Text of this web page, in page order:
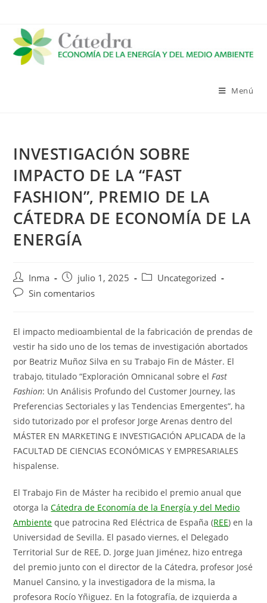
contenido
Menú
INVESTIGACIÓN SOBRE
IMPACTO DE LA “FAST
FASHION”, PREMIO DE LA
CÁTEDRA DE ECONOMÍA DE LA
ENERGÍA
Autor
de
Inma
Publicación
de
julio 1, 2025
Categoría
Uncategorized
Comentarios
entrada:
Sin comentarios
El impacto medioambiental de la fabricación de prendas de
vestir ha sido uno de los temas de investigación abortados
por Beatriz Muñoz Silva en su Trabajo Fin de Máster. El
trabajo, titulado “Exploración Omnicanal sobre elFast
Fashion: Un Análisis Profundo del Customer Journey, las
Preferencias Sectoriales y las Tendencias Emergentes”, ha
sido tutorizado por el profesor Jorge Arenas dentro del
MÁSTER EN MARKETING E INVESTIGACIÓN APLICADA de la
FACULTAD DE CIENCIAS ECONÓMICAS Y EMPRESARIALES
hispalense.
El Trabajo Fin de Máster ha recibido el premio anual que
otorga laCátedra de Economía de la Energía y del Medio
Ambiente que patrocina Red Eléctrica de España (REE) en la
Universidad de Sevilla. El pasado viernes, el Delegado
Territorial Sur de REE, D. Jorge Juan Jiménez, hizo entrega
del premio junto con el director de la Cátedra, profesor José
Manuel Cansino, y la investigadora de la misma, la
profesora Rocío Yñiguez. En la fotografía, de izquierda a